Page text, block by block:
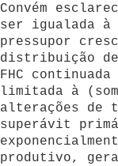
Convém
ser igualada
pressupor
distribuição
FHC
limitada à
alterações de
superávit
produtivo,